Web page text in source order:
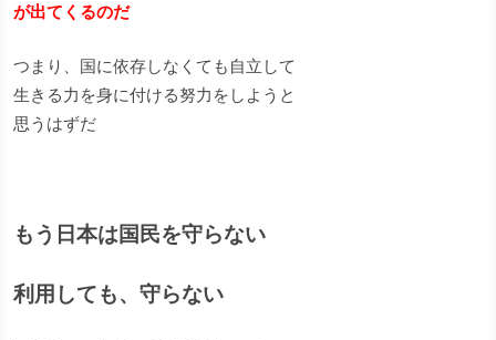
が出てくるのだ
つまり、国に依存しなくても自立して
生きる力を身に付ける努力をしようと
思うはずだ
もう日本は国民を守らない
利用しても、守らない